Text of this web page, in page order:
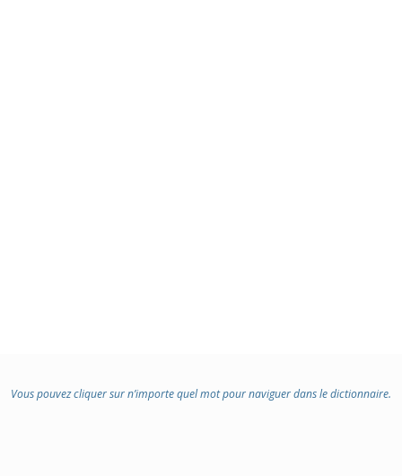
Vous pouvez cliquer sur n’importe quel mot pour naviguer dans le dictionnaire.